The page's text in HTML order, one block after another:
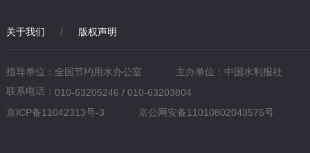
关于我们 / 版权声明
指导单位：全国节约用水办公室
主办单位：中国水利报社
联系电话： 010-63205246 / 010-63203804
京ICP备11042313号-3
京公网安备11010802043575号